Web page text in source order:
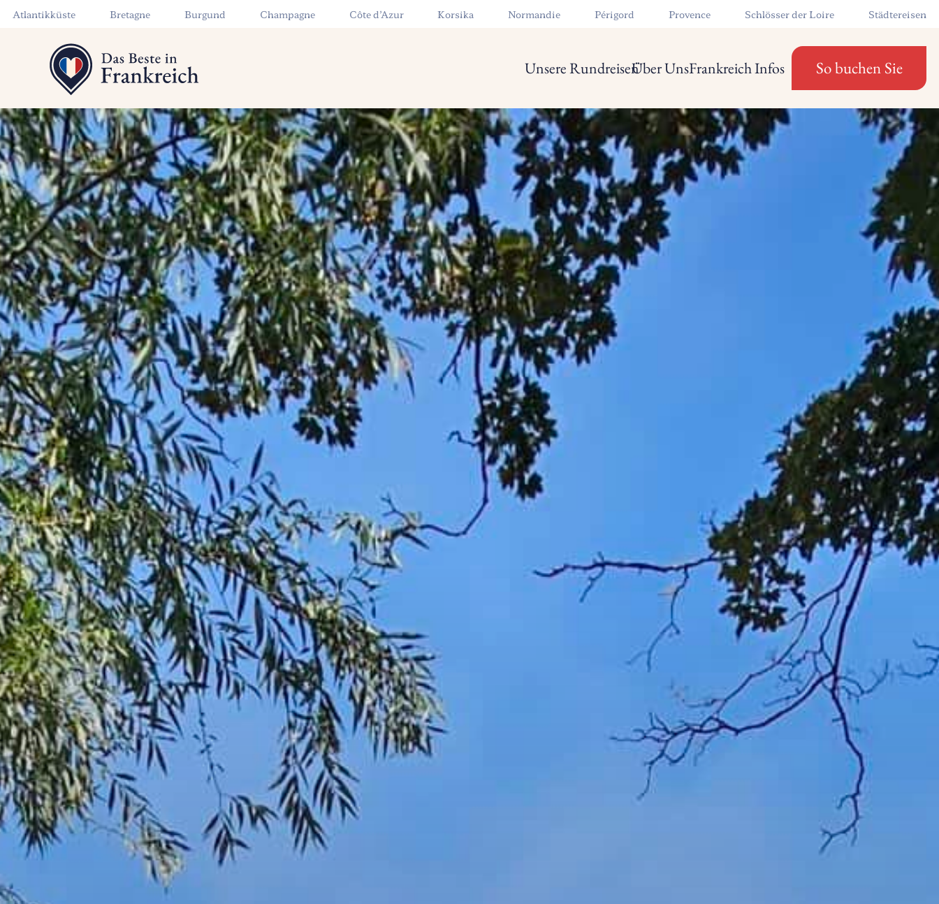
Atlantikküste Bretagne Burgund Champagne Côte d’Azur Korsika Normandie Périgord Provence Schlösser der Loire Städtereisen
Unsere RundreisenÜber UnsFrankreich Infos So buchen Sie